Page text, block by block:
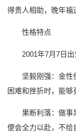
得贵人相助，晚年福
性格特点
2001年7月7日
坚毅刚强：金性
困难和挫折时，能够
果断利落：做事
便会全力以赴，不给